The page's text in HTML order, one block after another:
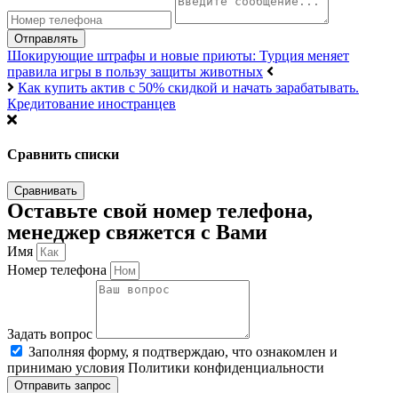
Отправлять
Шокирующие штрафы и новые приюты: Турция меняет
правила игры в пользу защиты животных
Как купить актив с 50% скидкой и начать зарабатывать.
Кредитование иностранцев
Сравнить списки
Сравнивать
Оставьте свой номер телефона,
менеджер свяжется с Вами
Имя
Номер телефона
Задать вопрос
Заполняя форму, я подтверждаю, что ознакомлен и
принимаю условия Политики конфиденциальности
Отправить запрос